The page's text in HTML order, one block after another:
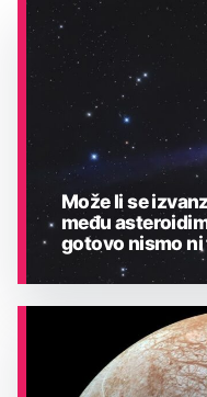
ASTRONOMIJA
Može li se
među
gotovo nismo